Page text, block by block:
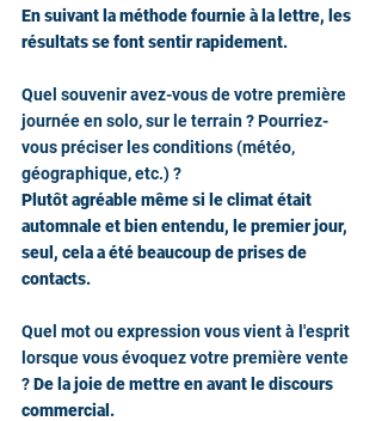
En suivant la méthode fournie à la lettre, les
résultats se font sentir rapidement.
Quel souvenir avez-vous de votre première
journée en solo, sur le terrain ? Pourriez-
vous préciser les conditions (météo,
géographique, etc.) ?
Plutôt agréable même si le climat était
automnale et bien entendu, le premier jour,
seul, cela a été beaucoup de prises de
contacts.
Quel mot ou expression vous vient à l'esprit
lorsque vous évoquez votre première vente
? De la joie de mettre en avant le discours
commercial.